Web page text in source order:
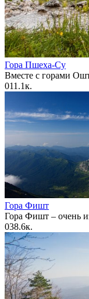
Гора Пшеха-Су
Вместе с горами
011.1к.
Гора Фишт
Гора Фишт – очень
038.6к.